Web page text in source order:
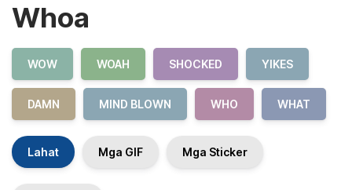
Whoa
WOW WOAH SHOCKED YIKES
DAMN MIND BLOWN WHO WHAT
Lahat Mga GIF Mga Sticker